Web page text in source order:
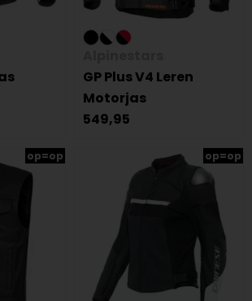
GP Plus V4 Leren
Motorjas
549,95
op=op op=op